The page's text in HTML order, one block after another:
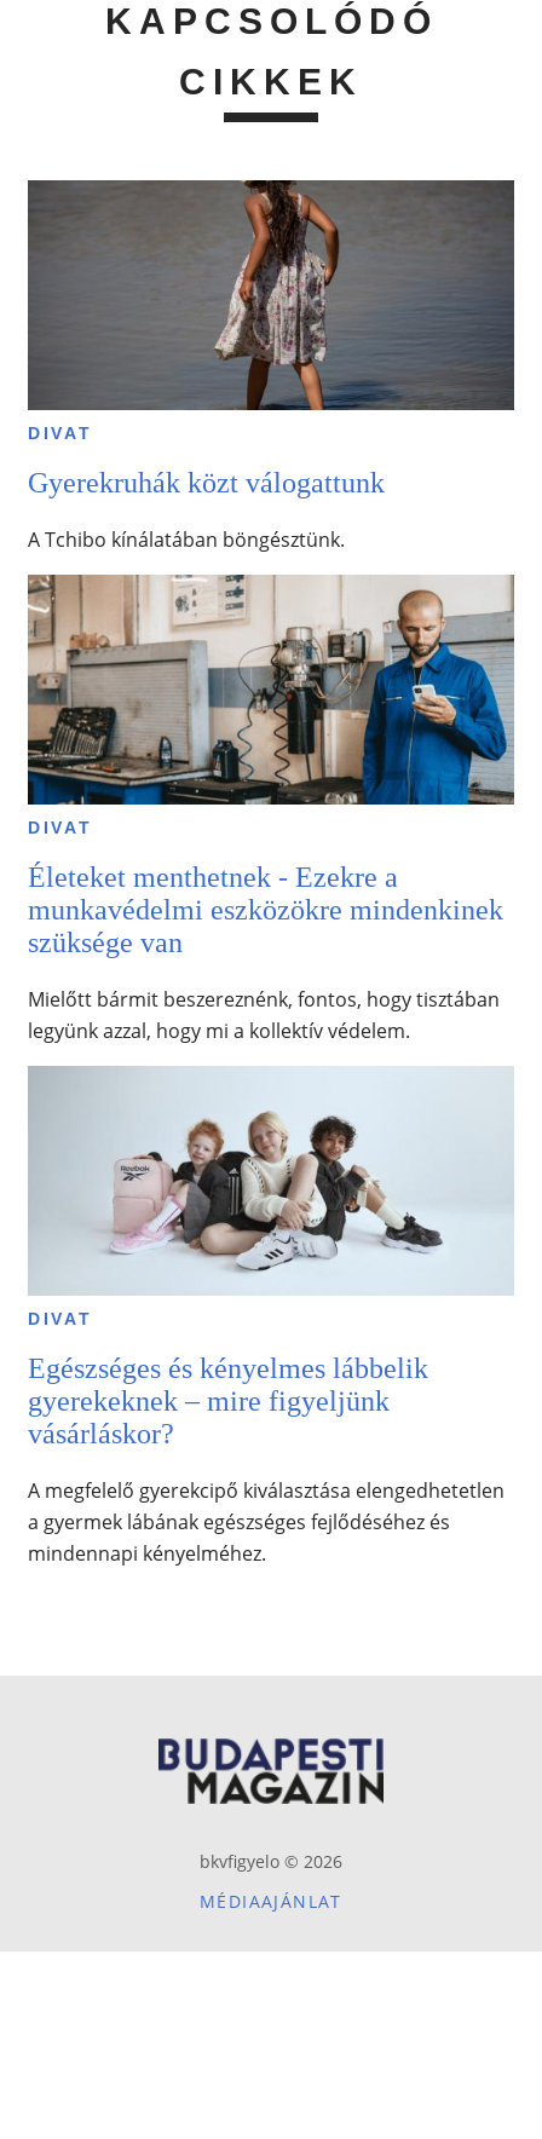
KAPCSOLÓDÓ
CIKKEK
DIVAT
Gyerekruhák közt válogattunk
A Tchibo kínálatában böngésztünk.
DIVAT
Életeket menthetnek - Ezekre a
munkavédelmi eszközökre mindenkinek
szüksége van
Mielőtt bármit beszereznénk, fontos, hogy tisztában
legyünk azzal, hogy mi a kollektív védelem.
DIVAT
Egészséges és kényelmes lábbelik
gyerekeknek – mire figyeljünk
vásárláskor?
A megfelelő gyerekcipő kiválasztása elengedhetetlen
a gyermek lábának egészséges fejlődéséhez és
mindennapi kényelméhez.
bkvfigyelo © 2026
MÉDIAAJÁNLAT